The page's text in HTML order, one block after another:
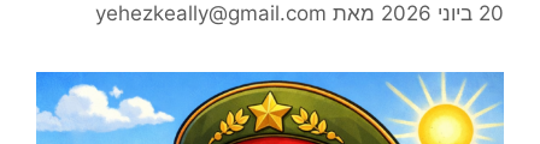
20 ביוני 2026 מאת yehezkeally@gmail.com